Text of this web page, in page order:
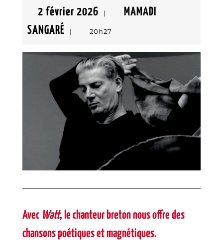
2 février 2026
février
|
MAMADI
SANGARÉ MAMADI
| 20h27
Avec Watt, le chanteur breton nous offre des
chansons poétiques et magnétiques.